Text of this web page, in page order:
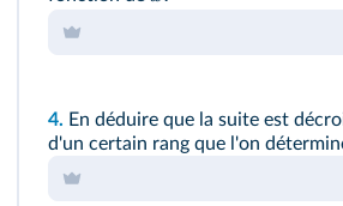
4. En déduire que la suite est
d'un certain rang que l'on